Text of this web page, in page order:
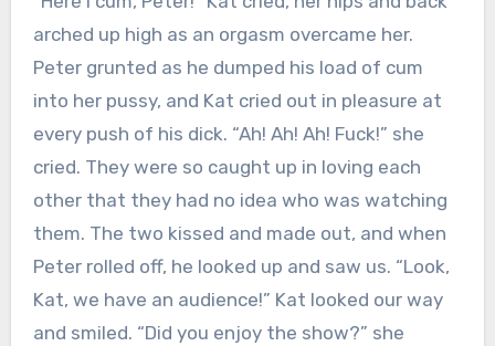
arched up high as an orgasm overcame her.
Peter grunted as he dumped his load of cum
into her pussy, and Kat cried out in pleasure at
every push of his dick. “Ah! Ah! Ah! Fuck!” she
cried. They were so caught up in loving each
other that they had no idea who was watching
them. The two kissed and made out, and when
Peter rolled off, he looked up and saw us. “Look,
Kat, we have an audience!” Kat looked our way
and smiled. “Did you enjoy the show?” she